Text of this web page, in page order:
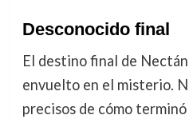
Desconocido final
El destino final de
envuelto en el misterio.
precisos de cómo terminó